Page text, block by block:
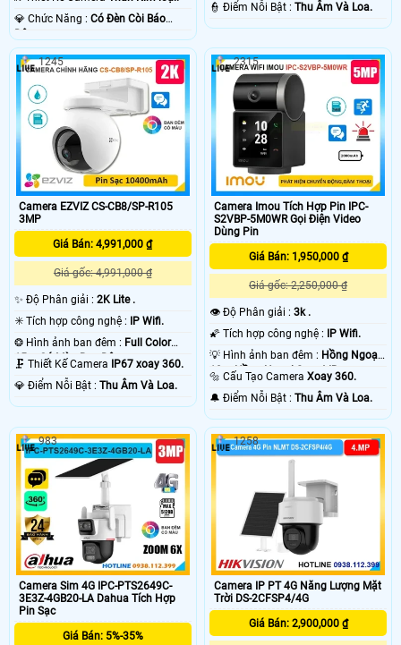
️💎 Chức Năng : Có Ðèn Còi Báo
Động.
️👮 Điểm Nỗi Bật :Thu Âm Và Loa.
Camera EZVIZ CS-CB8/SP-R105
3MP
Giá Bán: 4,991,000 ₫
Giá gốc: 4,991,000 ₫
✨ Độ Phân giải : 2K Lite .
✳️ Tích hợp công nghệ :
IP Wifi.
❂ Hình ảnh ban đêm : Full Color
15m Có Màu Ban Ðêm.
🗜️ Thiết Kế Camera
IP67 xoay 360.
️💎 Điểm Nỗi Bật : Thu Âm Và Loa.
1245
Camera Imou Tích Hợp Pin IPC-
S2VBP-5M0WR Gọi Điện Video
Dùng Pin
Giá Bán: 1,950,000 ₫
Giá gốc: 2,250,000 ₫
👁 Độ Phân giải :3k .
🌠 Tích hợp công nghệ :
IP Wifi.
💡 Hình ảnh ban đêm : Hồng Ngoại
10m Hồng Ngoại Smart IR.
🔩 Cấu Tạo CameraXoay 360.
️🔔 Điểm Nỗi Bật :Thu Âm Và Loa.
2315
Camera Sim 4G IPC-PTS2649C-
3E3Z-4GB20-LA Dahua Tích Hợp
Pin Sạc
Giá Bán: 5%-35%
983
Camera IP PT 4G Năng Lượng Mặt
Trời DS-2CFSP4/4G
Giá Bán: 2,900,000 ₫
1258